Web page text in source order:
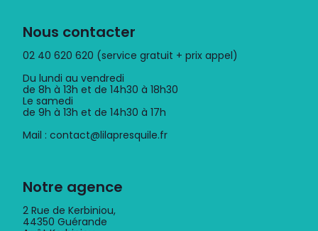
Nous contacter
02 40 620 620 (service gratuit + prix appel)
Du lundi au vendredi
de 8h à 13h et de 14h30 à 18h30
Le samedi
de 9h à 13h et de 14h30 à 17h
Mail : contact@lilapresquile.fr
Notre agence
2 Rue de Kerbiniou,
44350 Guérande